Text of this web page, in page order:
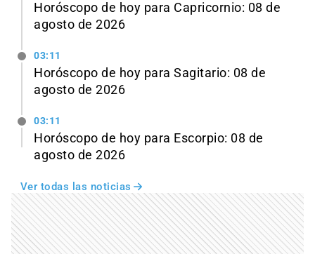
Horóscopo de hoy para Capricornio: 08 de
agosto de 2026
03:11
Horóscopo de hoy para Sagitario: 08 de
agosto de 2026
03:11
Horóscopo de hoy para Escorpio: 08 de
agosto de 2026
Ver todas las noticias